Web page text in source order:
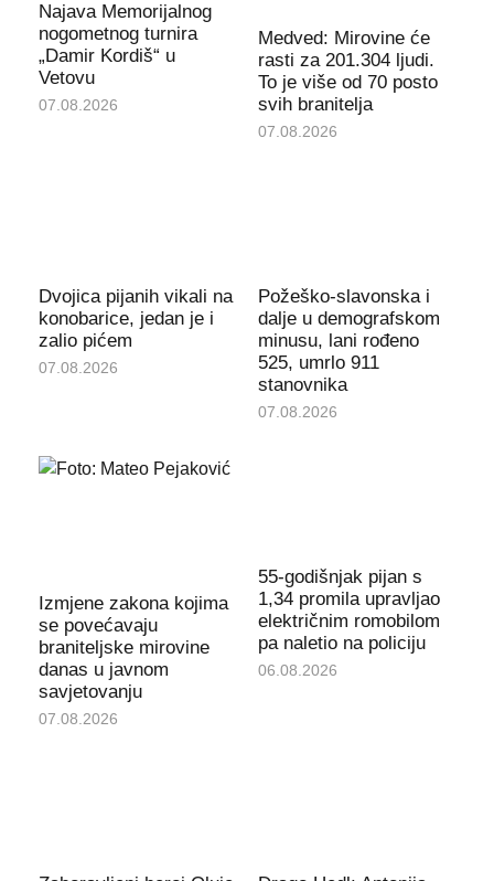
Najava Memorijalnog
nogometnog turnira
„Damir Kordiš“ u
Vetovu
07.08.2026
Medved: Mirovine će
rasti za 201.304 ljudi.
To je više od 70 posto
svih branitelja
07.08.2026
Dvojica pijanih vikali na
konobarice, jedan je i
zalio pićem
07.08.2026
Požeško-slavonska i
dalje u demografskom
minusu, lani rođeno
525, umrlo 911
stanovnika
07.08.2026
Izmjene zakona kojima
se povećavaju
braniteljske mirovine
danas u javnom
savjetovanju
07.08.2026
55-godišnjak pijan s
1,34 promila upravljao
električnim romobilom
pa naletio na policiju
06.08.2026